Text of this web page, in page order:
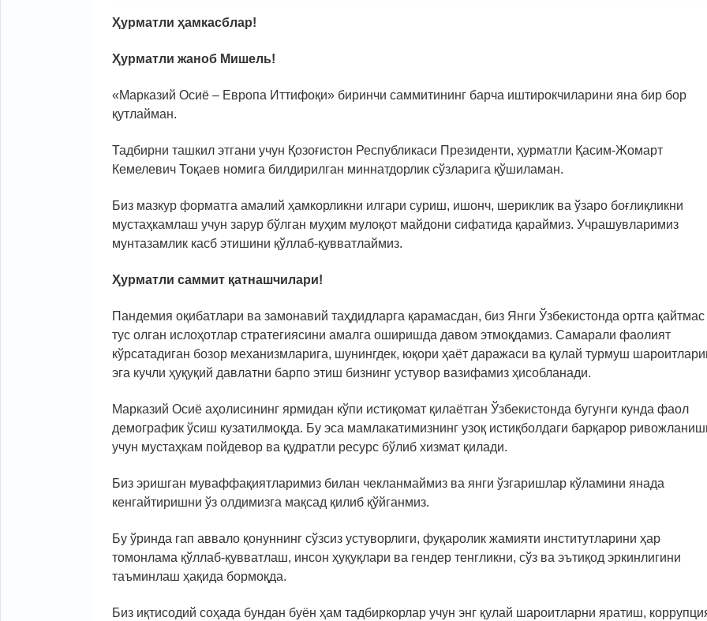
Ҳурматли ҳамкасблар!
Ҳурматли жаноб Мишель!
«Марказий Осиё – Европа Иттифоқи» биринчи саммитининг барча иштирокчиларини яна бир бор
қутлайман.
Тадбирни ташкил этгани учун Қозоғистон Республикаси Президенти, ҳурматли Қасим-Жомарт
Кемелевич Тоқаев номига билдирилган миннатдорлик сўзларига қўшиламан.
Биз мазкур форматга амалий ҳамкорликни илгари суриш, ишонч, шериклик ва ўзаро боғлиқликни
мустаҳкамлаш учун зарур бўлган муҳим мулоқот майдони сифатида қараймиз. Учрашувларимиз
мунтазамлик касб этишини қўллаб-қувватлаймиз.
Ҳурматли саммит қатнашчилари!
Пандемия оқибатлари ва замонавий таҳдидларга қарамасдан, биз Янги Ўзбекистонда ортга қайтмас
тус олган ислоҳотлар стратегиясини амалга оширишда давом этмоқдамиз. Самарали фаолият
кўрсатадиган бозор механизмларига, шунингдек, юқори ҳаёт даражаси ва қулай турмуш
эга кучли ҳуқуқий давлатни барпо этиш бизнинг устувор вазифамиз ҳисобланади.
Марказий Осиё аҳолисининг ярмидан кўпи истиқомат қилаётган Ўзбекистонда бугунги кунда фаол
демографик ўсиш кузатилмоқда. Бу эса мамлакатимизнинг узоқ истиқболдаги барқарор
учун мустаҳкам пойдевор ва қудратли ресурс бўлиб хизмат қилади.
Биз эришган муваффақиятларимиз билан чекланмаймиз ва янги ўзгаришлар кўламини янада
кенгайтиришни ўз олдимизга мақсад қилиб қўйганмиз.
Бу ўринда гап аввало қонуннинг сўзсиз устуворлиги, фуқаролик жамияти институтларини ҳар
томонлама қўллаб-қувватлаш, инсон ҳуқуқлари ва гендер тенгликни, сўз ва эътиқод эркинлигини
таъминлаш ҳақида бормоқда.
Биз иқтисодий соҳада бундан буён ҳам тадбиркорлар учун энг қулай шароитларни яратиш,